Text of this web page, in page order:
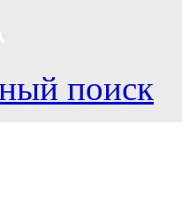
поиск